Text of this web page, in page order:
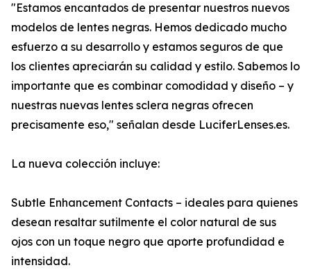
"Estamos encantados de presentar nuestros nuevos
modelos de lentes negras. Hemos dedicado mucho
esfuerzo a su desarrollo y estamos seguros de que
los clientes apreciarán su calidad y estilo. Sabemos lo
importante que es combinar comodidad y diseño – y
nuestras nuevas lentes sclera negras ofrecen
precisamente eso," señalan desde LuciferLenses.es.
La nueva colección incluye:
Subtle Enhancement Contacts – ideales para quienes
desean resaltar sutilmente el color natural de sus
ojos con un toque negro que aporte profundidad e
intensidad.